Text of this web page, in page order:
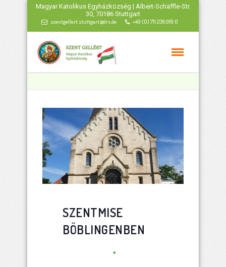
Magyar Katolikus Egyházközség | Albert-Schäffle-Str.
30, 70186 Stuttgart
szentgellert.stuttgart@drs.de +49 (0) 711 236 919 0
SZENTMISE
BÖBLINGENBEN
*